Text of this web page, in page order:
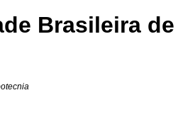
Brasileira de